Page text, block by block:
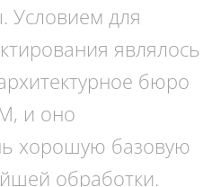
Условием для
являлось
бюро
и оно
хорошую базовую
обработки.